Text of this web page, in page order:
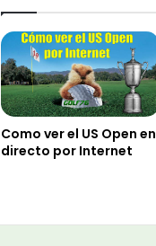
Como ver el US Open en
directo por Internet